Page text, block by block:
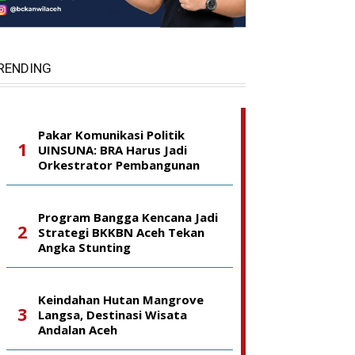
Pakar Komunikasi Politik
UINSUNA: BRA Harus Jadi
Orkestrator Pembangunan
Program Bangga Kencana Jadi
Strategi BKKBN Aceh Tekan
Angka Stunting
Keindahan Hutan Mangrove
Langsa, Destinasi Wisata
Andalan Aceh